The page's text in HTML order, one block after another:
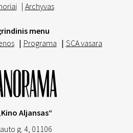
| Archyvas
menu
| Programa | SCA vasara
Aljansas“
g. 4, 01106